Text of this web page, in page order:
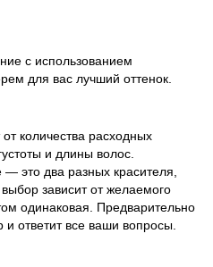
с использованием
для вас лучший оттенок.
количества расходных
и длины волос.
это два разных красителя,
зависит от желаемого
одинаковая. Предварительно
и ответит все ваши вопросы.